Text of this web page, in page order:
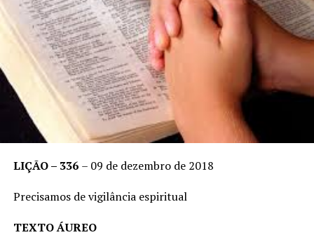
LIÇÃO – 336 – 09 de dezembro de 2018
Precisamos de vigilância espiritual
TEXTO ÁUREO